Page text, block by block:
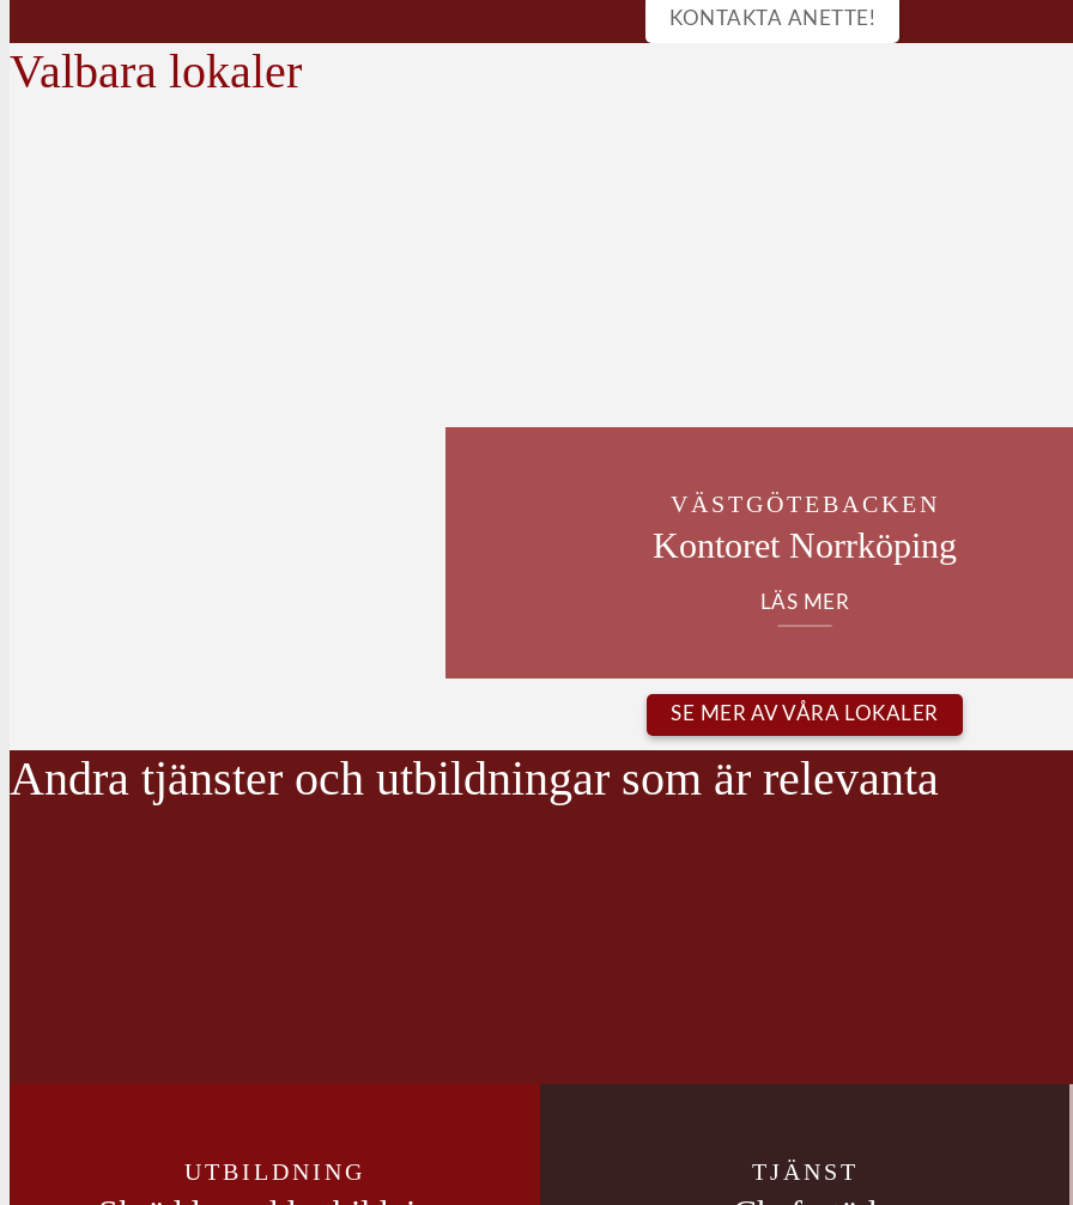
KONTAKTA ANETTE!
Valbara lokaler
VÄSTGÖTEBACKEN
Kontoret Norrköping
LÄS MER
SE MER AV VÅRA LOKALER
Andra tjänster och utbildningar som är relevanta
UTBILDNING TJÄNST